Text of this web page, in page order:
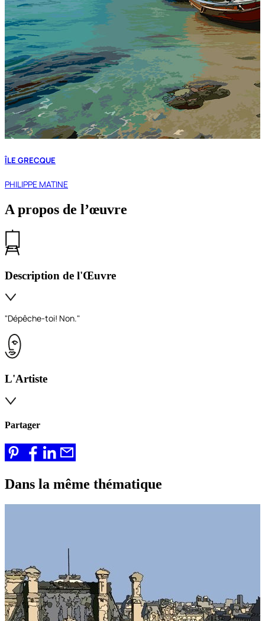
ÎLE GRECQUE
PHILIPPE MATINE
A propos de l’œuvre
Description de l'Œuvre
"Dépêche-toi! Non."
L'Artiste
Partager
Dans la même thématique